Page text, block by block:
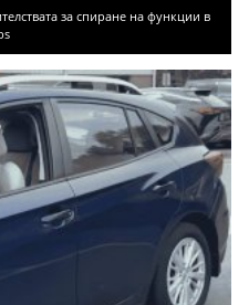
за спиране на функции в